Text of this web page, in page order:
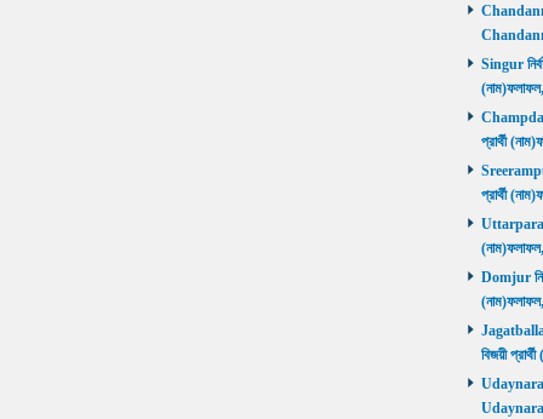
Singur
প্রার্থী
প্রার্থী
Uttarpara
Domjur
বিজয়ী